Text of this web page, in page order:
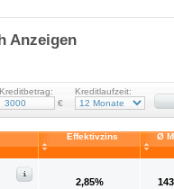
Anzeigen
Kreditbetrag:
€
Kreditlaufzeit:
Effektivzins Ø
2,85%